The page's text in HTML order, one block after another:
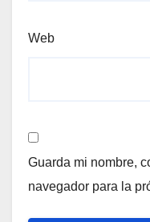
Web
Guarda mi nombre,
navegador para la